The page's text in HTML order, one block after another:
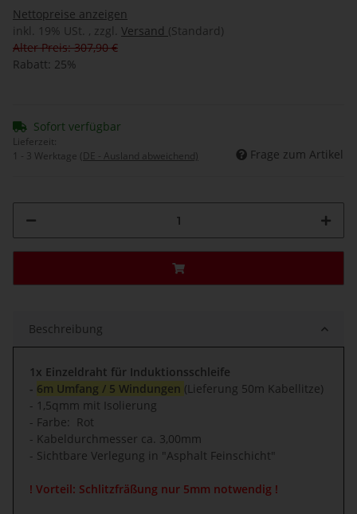
Nettopreise anzeigen
inkl. 19% USt. , zzgl. Versand (Standard)
Alter Preis: 307,90 €
Rabatt: 25%
Sofort verfügbar
Lieferzeit:
1 - 3 Werktage (DE - Ausland abweichend) Frage zum Artikel
Beschreibung
1x Einzeldraht für Induktionsschleife
- 6m Umfang / 5 Windungen (Lieferung 50m Kabellitze)
- 1,5qmm mit Isolierung
- Farbe: Rot
- Kabeldurchmesser ca. 3,00mm
- Sichtbare Verlegung in "Asphalt Feinschicht"
! Vorteil: Schlitzfräßung nur 5mm notwendig !